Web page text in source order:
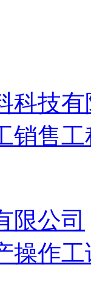
科技
销售工
限公司
操作工